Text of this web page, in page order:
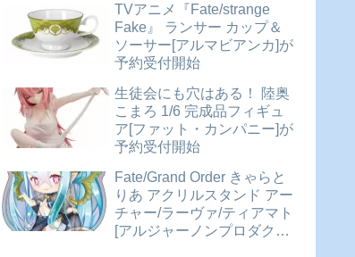
TVアニメ『Fate/strange
Fake』 ランサー カップ＆
ソーサー[アルマビアンカ]が
予約受付開始
生徒会にも穴はある！ 陸奥
こまろ 1/6 完成品フィギュ
ア[ファット・カンパニー]が
予約受付開始
Fate/Grand Order きゃらと
りあ アクリルスタンド アー
チャー/ラーヴァ/ティアマト
[アルジャーノンプロダクト]